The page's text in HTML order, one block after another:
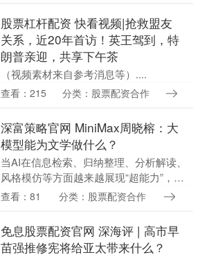
美....
股票杠杆配资 快看视频|抢救盟友
关系，近20年首访！英王驾到，特
朗普亲迎，共享下午茶
（视频素材来自参考消息等）....
查看：215 分类：股票配资合作
深富策略官网 MiniMax周晓榕：大
模型能为文学做什么？
当AI在信息检索、归纳整理、分析解读、
风格模仿等方面越来越展现“超能力”，当
自然语言中的词语与计算机语言中的词元
何定义“作者....
查看：81 分类：股票配资合作
免息股票配资官网 深海评 | 高市早
苗强推修宪将给亚太带来什么？